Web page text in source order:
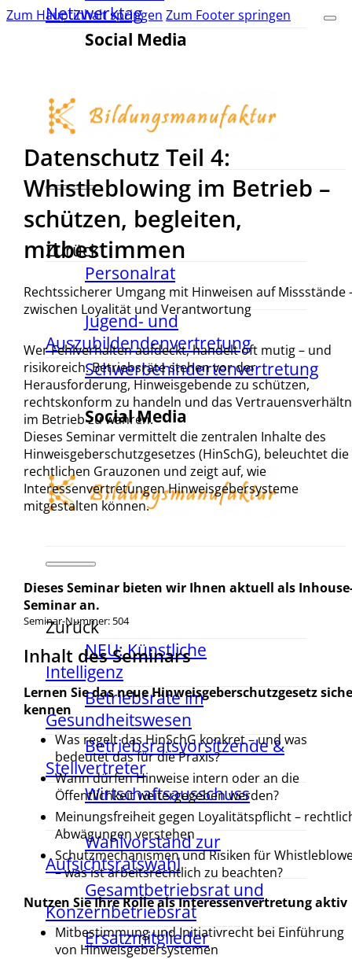
Zum Hauptinhalt springen Zum Footer springen
Netzwerktag
Social Media
Zurück
Personalrat
Jugend- und
Auszubildendenvertretung
Schwerbehindertenvertretung
Social Media
Zurück
NEU: Künstliche
Intelligenz
Betriebsräte im
Gesundheitswesen
Betriebsratsvorsitzende &
Stellvertreter
Wirtschaftsausschuss
Wahlvorstand zur
Aufsichtsratswahl
Gesamtbetriebsrat und
Konzernbetriebsrat
Ersatzmitglieder
Datenschutz Teil 4:
Whistleblowing im Betrieb –
schützen, begleiten,
mitbestimmen
Rechtssicherer Umgang mit Hinweisen auf Missstände
zwischen Loyalität und Verantwortung
Wer Fehlverhalten aufdeckt, handelt oft mutig – und
risikoreich. Betriebsräte stehen vor der
Herausforderung, Hinweisgebende zu schützen,
rechtskonform zu handeln und das
im Betrieb zu wahren.
Dieses Seminar vermittelt die zentralen Inhalte des
Hinweisgeberschutzgesetzes (HinSchG), beleuchtet die
rechtlichen Grauzonen und zeigt auf, wie
Interessenvertretungen Hinweisgebersysteme
mitgestalten können.
Dieses Seminar bieten wir Ihnen aktuell als
Seminar an.
Seminar-Nummer: 504
Inhalt des Seminars
Lernen Sie das neue Hinweisgeberschutzgesetz
kennen
Was regelt das HinSchG konkret – und was
bedeutet das für die Praxis?
Wann dürfen Hinweise intern oder an die
Öffentlichkeit weitergegeben werden?
Meinungsfreiheit gegen Loyalitätspflicht –
Abwägungen verstehen
Schutzmechanismen und Risiken für
– was ist arbeitsrechtlich zu beachten?
Nutzen Sie Ihre Rolle als Interessenvertretung aktiv
Mitbestimmung und Initiativrecht bei Einführung
von Hinweisgebersystemen